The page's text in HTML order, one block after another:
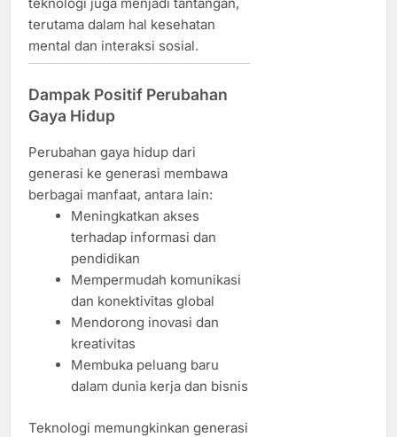
terutama dalam hal kesehatan
mental dan interaksi sosial.
Dampak Positif Perubahan
Gaya Hidup
Perubahan gaya hidup dari
generasi ke generasi membawa
berbagai manfaat, antara lain:
Meningkatkan akses
terhadap informasi dan
pendidikan
Mempermudah komunikasi
dan konektivitas global
Mendorong inovasi dan
kreativitas
Membuka peluang baru
dalam dunia kerja dan bisnis
Teknologi memungkinkan generasi